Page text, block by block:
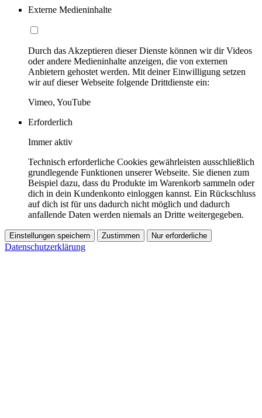
Externe Medieninhalte
Durch das Akzeptieren dieser Dienste können wir dir Videos
oder andere Medieninhalte anzeigen, die von externen
Anbietern gehostet werden. Mit deiner Einwilligung setzen
wir auf dieser Webseite folgende Drittdienste ein:
Vimeo, YouTube
Erforderlich
Immer aktiv
Technisch erforderliche Cookies gewährleisten ausschließlich
grundlegende Funktionen unserer Webseite. Sie dienen zum
Beispiel dazu, dass du Produkte im Warenkorb sammeln oder
dich in dein Kundenkonto einloggen kannst. Ein Rückschluss
auf dich ist für uns dadurch nicht möglich und dadurch
anfallende Daten werden niemals an Dritte weitergegeben.
Einstellungen speichern Zustimmen Nur erforderliche
Datenschutzerklärung